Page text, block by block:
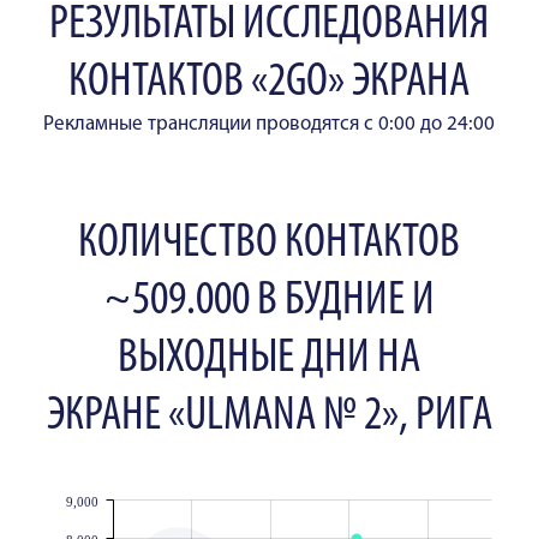
РЕЗУЛЬТАТЫ ИССЛЕДОВАНИЯ
КОНТАКТОВ «2GO» ЭКРАНА
Рекламные трансляции проводятся с 0:00 до 24:00
КОЛИЧЕСТВО КОНТАКТОВ
~509.000 В БУДНИЕ И
ВЫХОДНЫЕ ДНИ НА
ЭКРАНЕ «ULMANA № 2», РИГА
9,000